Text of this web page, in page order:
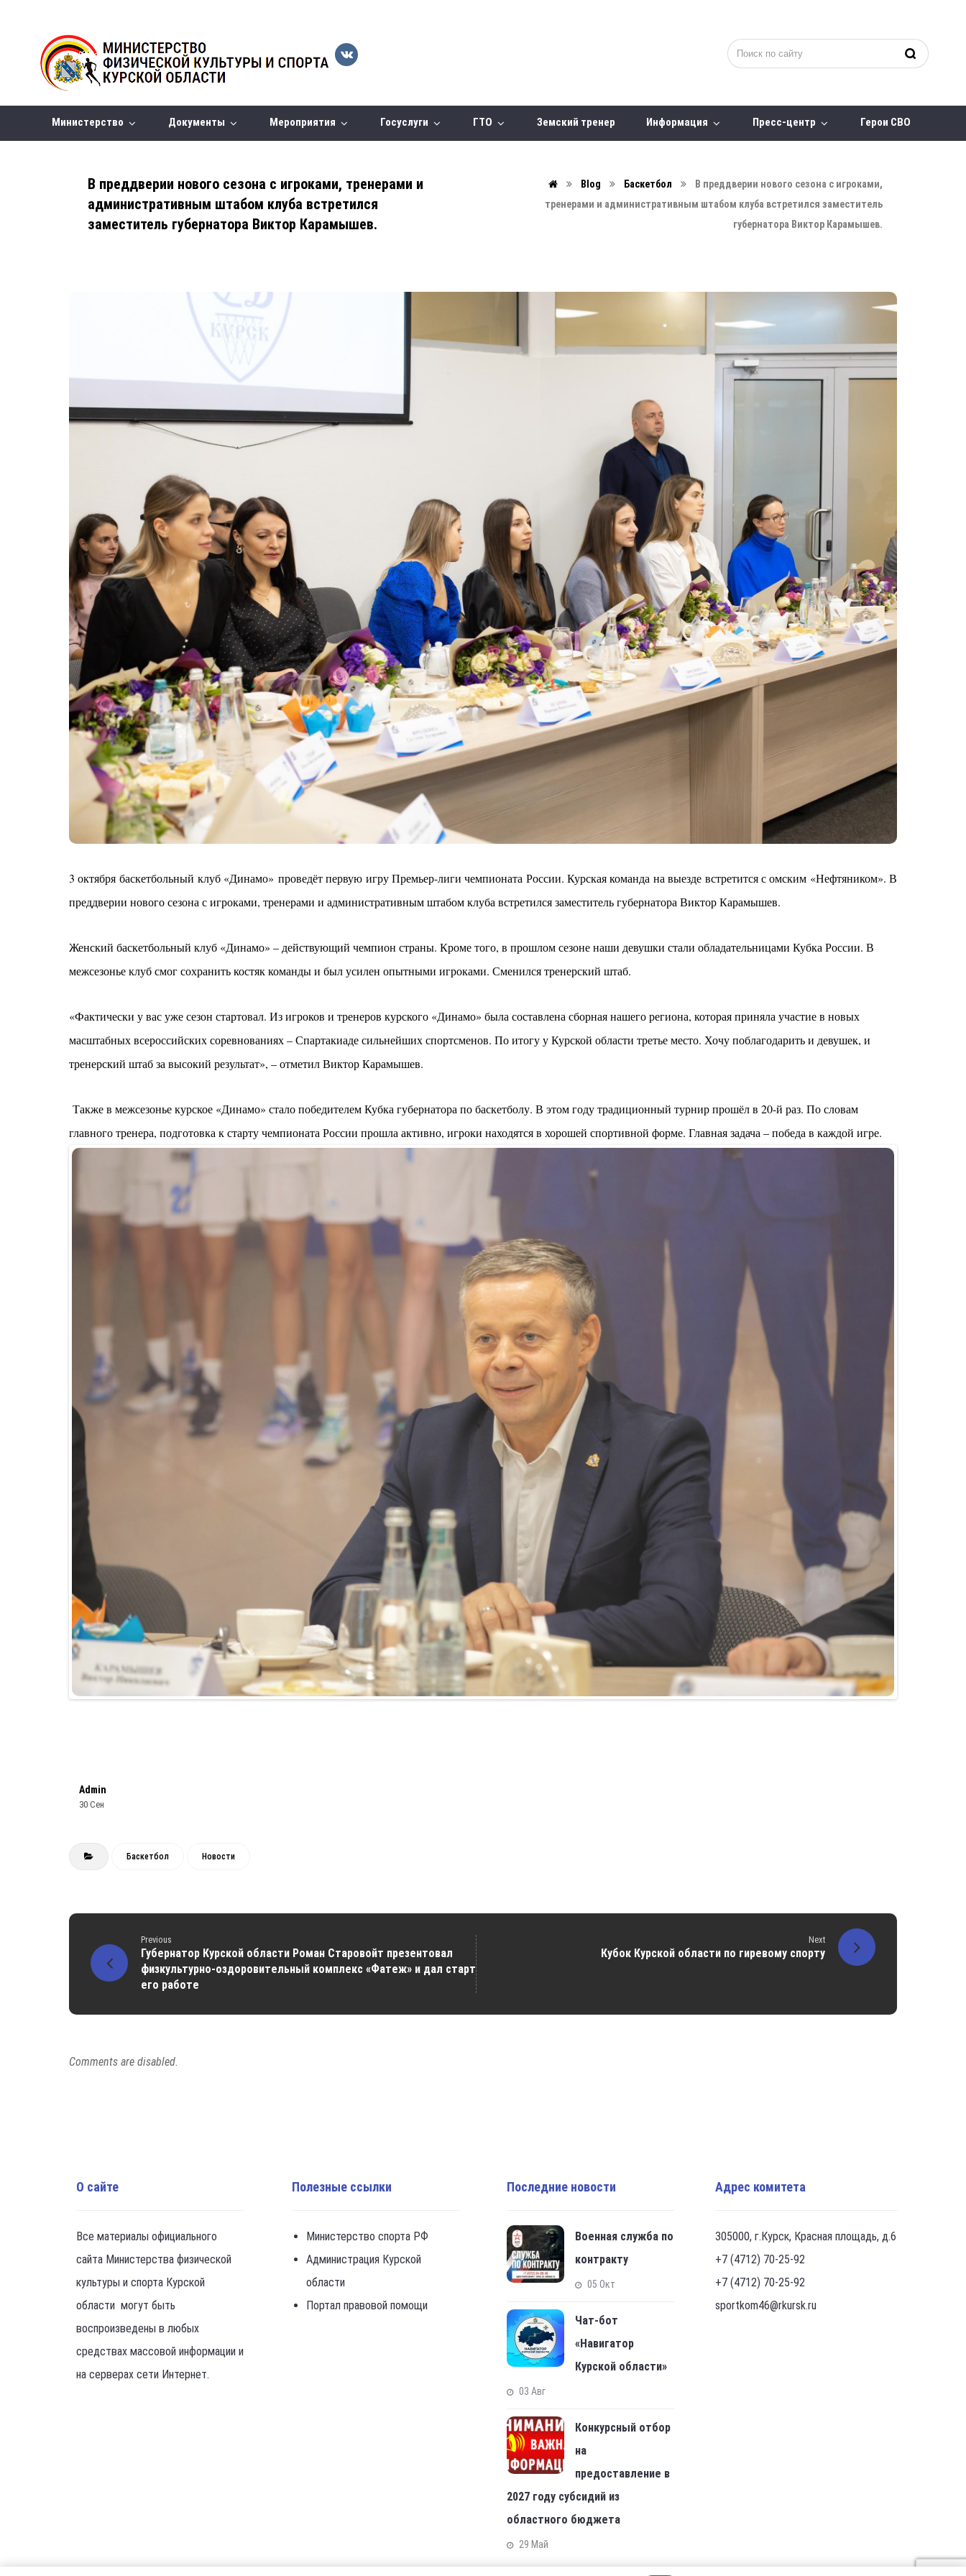
Министерство Документы Мероприятия Госуслуги ГТО Земский тренер Информация Пресс-центр Герои СВО
В преддверии нового сезона с игроками, тренерами и
административным штабом клуба встретился
заместитель губернатора Виктор Карамышев.
Blog Баскетбол
В преддверии нового сезона с игроками,
тренерами и административным штабом клуба встретился заместитель
губернатора Виктор Карамышев.
3 октября баскетбольный клуб «Динамо» проведёт первую игру Премьер-лиги чемпионата России. Курская команда на выезде встретится с омским «Нефтяником». В
преддверии нового сезона с игроками, тренерами и административным штабом клуба встретился заместитель губернатора Виктор Карамышев.
Женский баскетбольный клуб «Динамо» – действующий чемпион страны. Кроме того, в прошлом сезоне наши девушки стали обладательницами Кубка России. В
межсезонье клуб смог сохранить костяк команды и был усилен опытными игроками. Сменился тренерский штаб.
«Фактически у вас уже сезон стартовал. Из игроков и тренеров курского «Динамо» была составлена сборная нашего региона, которая приняла участие в новых
масштабных всероссийских соревнованиях – Спартакиаде сильнейших спортсменов. По итогу у Курской области третье место. Хочу поблагодарить и девушек, и
тренерский штаб за высокий результат», – отметил Виктор Карамышев.
Также в межсезонье курское «Динамо» стало победителем Кубка губернатора по баскетболу. В этом году традиционный турнир прошёл в 20-й раз. По словам
главного тренера, подготовка к старту чемпионата России прошла активно, игроки находятся в хорошей спортивной форме. Главная задача – победа в каждой игре.
Admin
30 Сен
Баскетбол Новости
Previous
Губернатор Курской области Роман Старовойт презентовал
физкультурно-оздоровительный комплекс «Фатеж» и дал старт
его работе
Next
Кубок Курской области по гиревому спорту
Comments are disabled.
О сайте
Все материалы официального
сайта Министерства физической
культуры и спорта Курской
области могут быть
воспроизведены в любых
средствах массовой информации и
на серверах сети Интернет.
Полезные ссылки
Министерство спорта РФ
Администрация Курской
области
Портал правовой помощи
Последние новости
Военная служба по
контракту
05 Окт
Чат-бот
«Навигатор
Курской области»
03 Авг
Конкурсный отбор
на
предоставление в
2027 году субсидий из
областного бюджета
29 Май
Адрес комитета
305000, г.Курск, Красная площадь, д.6
+7 (4712) 70-25-92
+7 (4712) 70-25-92
sportkom46@rkursk.ru